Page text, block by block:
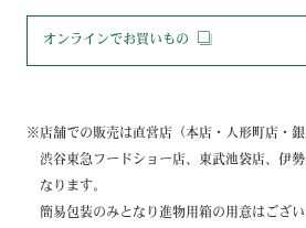
オンラインでお買いもの
店舗での販売は直営店（本店・人形町店・
渋谷東急フードショー店、東武池袋店、伊
なります。
簡易包装のみとなり進物用箱の用意はござい